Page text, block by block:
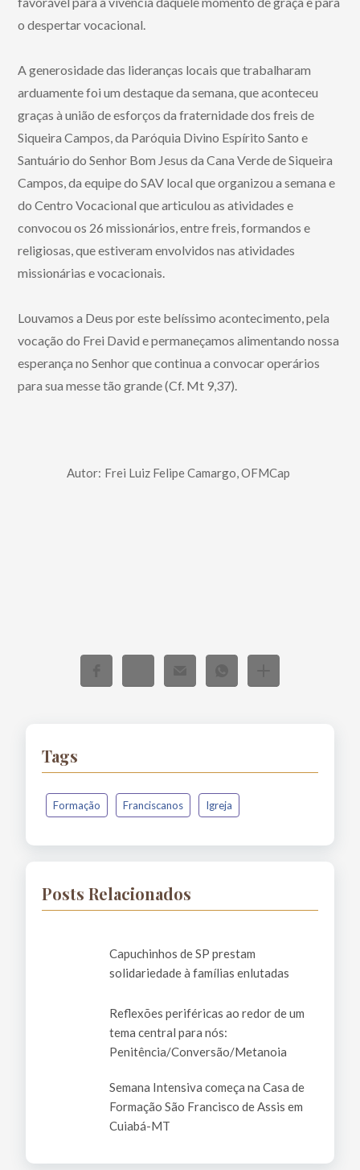
o despertar vocacional.
A generosidade das lideranças locais que trabalharam
arduamente foi um destaque da semana, que aconteceu
graças à união de esforços da fraternidade dos freis de
Siqueira Campos, da Paróquia Divino Espírito Santo e
Santuário do Senhor Bom Jesus da Cana Verde de Siqueira
Campos, da equipe do SAV local que organizou a semana e
do Centro Vocacional que articulou as atividades e
convocou os 26 missionários, entre freis, formandos e
religiosas, que estiveram envolvidos nas atividades
missionárias e vocacionais.
Louvamos a Deus por este belíssimo acontecimento, pela
vocação do Frei David e permaneçamos alimentando nossa
esperança no Senhor que continua a convocar operários
para sua messe tão grande (Cf. Mt 9,37).
Autor: Frei Luiz Felipe Camargo, OFMCap
Tags
Formação Franciscanos Igreja
Posts Relacionados
Capuchinhos de SP prestam
solidariedade à famílias enlutadas
Reflexões periféricas ao redor de um
tema central para nós:
Penitência/Conversão/Metanoia
Semana Intensiva começa na Casa de
Formação São Francisco de Assis em
Cuiabá-MT